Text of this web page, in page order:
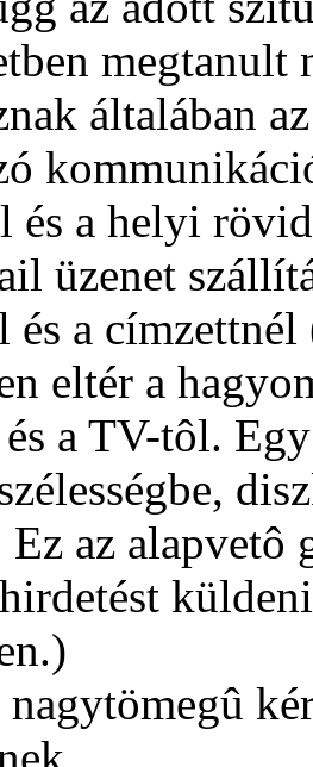
megtanult
általában
és a helyi
üzenet
és a
eltér a
a TV-tôl.
az alapvetô